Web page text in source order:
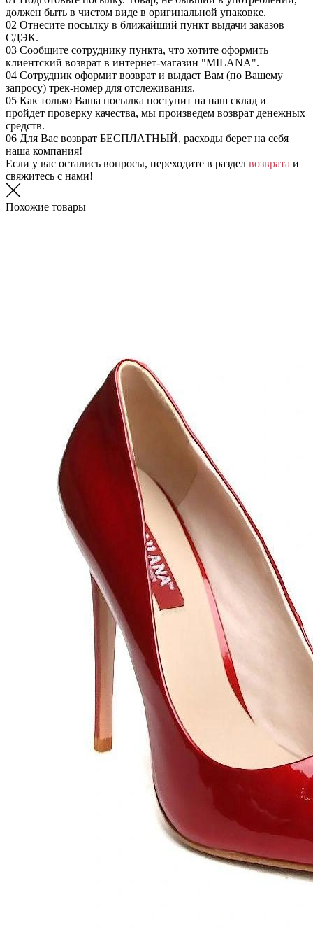
должен быть в чистом виде в оригинальной упаковке.
02 Отнесите посылку в ближайший пункт выдачи заказов
СДЭК.
03 Сообщите сотруднику пункта, что хотите оформить
клиентский возврат в интернет-магазин "MILANA".
04 Сотрудник оформит возврат и выдаст Вам (по Вашему
запросу) трек-номер для отслеживания.
05 Как только Ваша посылка поступит на наш склад и
пройдет проверку качества, мы произведем возврат денежных
средств.
06 Для Вас возврат БЕСПЛАТНЫЙ, расходы берет на себя
наша компания!
Если у вас остались вопросы, переходите в раздел возврата и
свяжитесь с нами!
Похожие товары